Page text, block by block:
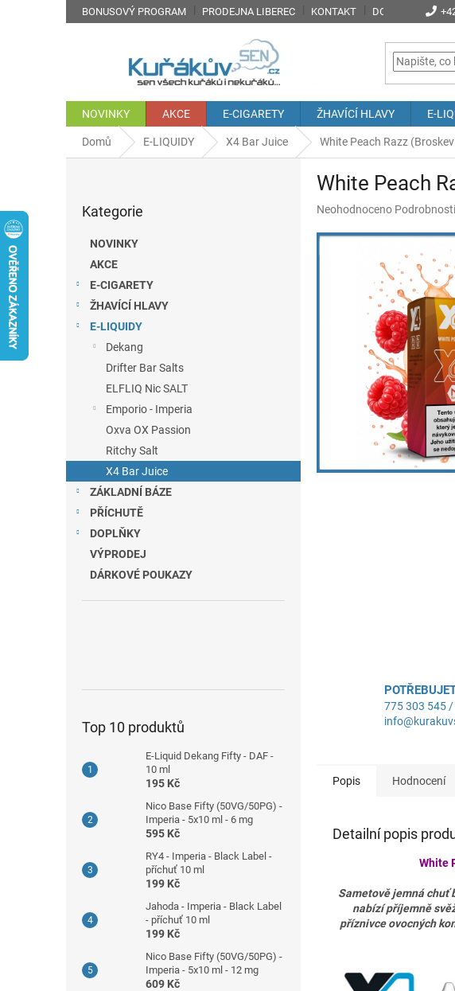
BONUSOVÝ PROGRAM PRODEJNA LIBEREC KONTAKT DOPRAVA A
NOVINKY AKCE E-CIGARETY ŽHAVÍCÍ HLAVY E-
Domů E-LIQUIDY X4 Bar Juice White Peach Razz
kategorie
Kategorie
NOVINKY
AKCE
E-CIGARETY
ŽHAVÍCÍ HLAVY
E-LIQUIDY
Dekang
Drifter Bar Salts
ELFLIQ Nic SALT
Emporio - Imperia
Oxva OX Passion
Ritchy Salt
X4 Bar Juice
ZÁKLADNÍ BÁZE
PŘÍCHUTĚ
DOPLŇKY
VÝPRODEJ
DÁRKOVÉ POUKAZY
Top 10 produktů
E-Liquid Dekang Fifty - DAF -
10 ml
195 Kč
Nico Base Fifty (50VG/50PG) -
Imperia - 5x10 ml - 6 mg
595 Kč
RY4 - Imperia - Black Label -
příchuť 10 ml
199 Kč
Jahoda - Imperia - Black Label
- příchuť 10 ml
199 Kč
Nico Base Fifty (50VG/50PG) -
Imperia - 5x10 ml - 12 mg
609 Kč
White Peach
Průměrné
produktu
je
hvězdiček.
Neohodnoceno
775 303 545 /
Popis Hodnocení
Detailní popis
White
Sametově jemná chuť
nabízí příjemně
příznivce ovocných